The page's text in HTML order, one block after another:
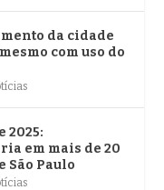
da cidade
com uso do
2025:
em mais de 20
São Paulo